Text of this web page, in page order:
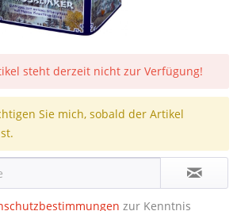
steht derzeit nicht zur Verfügung!
Sie mich, sobald der Artikel
zur Kenntnis